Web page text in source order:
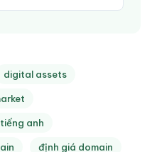
digital assets
anh
định giá domain